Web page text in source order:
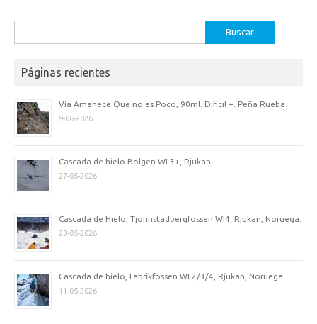
Páginas recientes
Vía Amanece Que no es Poco, 90ml. Difícil +. Peña Rueba.
9-06-2026
Cascada de hielo Bolgen WI 3+, Rjukan
27-05-2026
Cascada de Hielo, Tjonnstadbergfossen WI4, Rjukan, Noruega.
23-05-2026
Cascada de hielo, Fabrikfossen WI 2/3/4, Rjukan, Noruega.
11-05-2026